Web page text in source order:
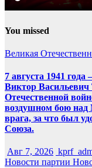
You missed
Великая
7 августа 1941 года
Виктор
Отечественной
воздушном бою
врага, за что был
Союза.
Авг 7, 2026
Новости партии